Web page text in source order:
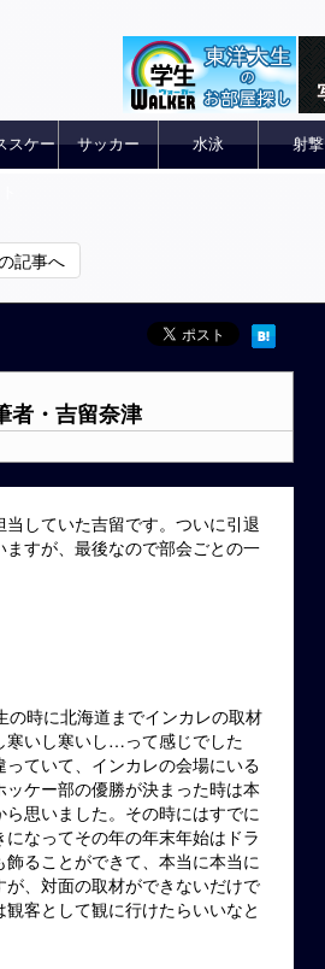
スケー サッカー 水泳 射撃
記事へ
・吉留奈津
していた吉留です。ついに引退
すが、最後なので部会ごとの一
時に北海道までインカレの取材
寒いし寒いし…って感じでした
ていて、インカレの会場にいる
ケー部の優勝が決まった時は本
思いました。その時にはすでに
なってその年の年末年始はドラ
ることができて、本当に本当に
、対面の取材ができないだけで
客として観に行けたらいいなと